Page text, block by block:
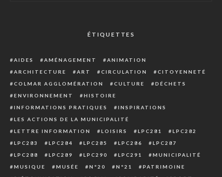
ÉTIQUETTES
AIDES AMÉNAGEMENT
ANIMATION
ARCHITECTURE
ART CIRCULATION
CITOYENNETÉ
COLMAR AGGLOMÉRATION
CULTURE
DÉCHETS
ENVIRONNEMENT
HISTOIRE
INFORMATIONS PRATIQUES
INSPIRATIONS
LES ACTIONS DE LA MUNICIPALITÉ
LETTRE INFORMATION
LOISIRS LPC281
LPC282
LPC283
LPC284 LPC285 LPC286
LPC287
LPC288
LPC289 LPC290 LPC291
MUNICIPALITÉ
MUSIQUE
MUSÉE N°20 N°21
PATRIMOINE